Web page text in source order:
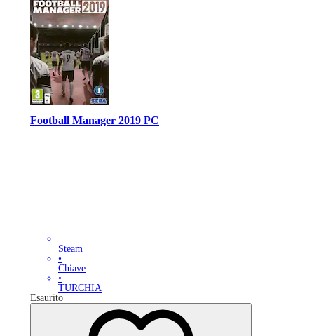
Football Manager 2019 PC
Steam
•
Chiave
•
TURCHIA
Esaurito